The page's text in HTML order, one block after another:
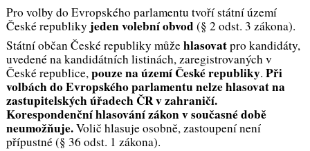
Pro volby do Evropského parlamentu tvoří státní území
České republiky jeden volební obvod (§ 2 odst. 3 zákona).
Státní občan České republiky můžehlasovatpro kandidáty,
uvedené na kandidátních listinách, zaregistrovaných v
České republice,pouze na území České republiky. Při
volbách do Evropského parlamentu nelze hlasovat na
zastupitelských úřadech ČR v zahraničí.
Korespondenční hlasování zákon v současné době
neumožňuje.Volič hlasuje osobně, zastoupení není
přípustné (§ 36 odst. 1 zákona).